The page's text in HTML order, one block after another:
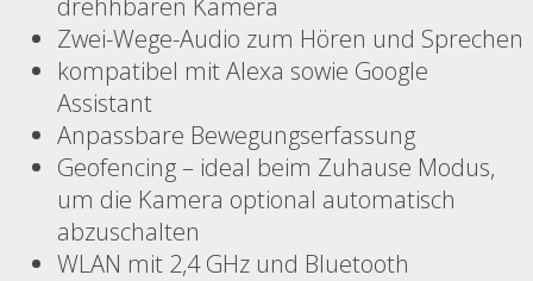
Zwei-Wege-Audio zum Hören und Sprechen
kompatibel mit Alexa sowie Google
Assistant
Anpassbare Bewegungserfassung
Geofencing – ideal beim Zuhause Modus,
um die Kamera optional automatisch
abzuschalten
WLAN mit 2,4 GHz und Bluetooth